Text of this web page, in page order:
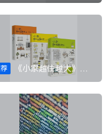
《小家越住越大》全集pdf